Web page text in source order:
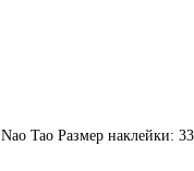
Tao Размер